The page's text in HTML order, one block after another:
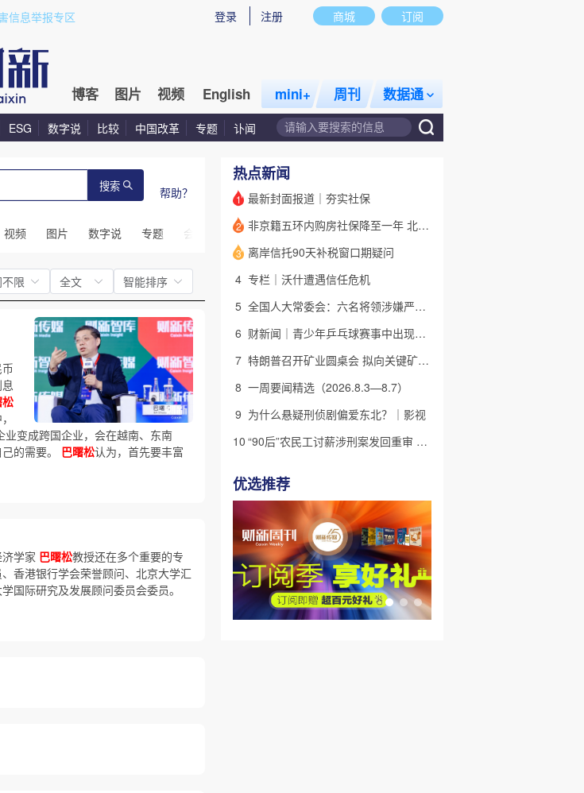
商城 订阅
登录 注册
信息举报专区
博客 图片 视频 English mini+ 周刊 数据通
ESG 数字说 比较 中国改革 专题 讣闻
搜索 帮助？
视频 图片 数字说 专题 会议 话题 特别呈现 私房课
限 全文 智能排序
变成跨国企业，会在越南、东南
的需要。 巴曙松认为，首先要丰富
学家 巴曙松教授还在多个重要的专
香港银行学会荣誉顾问、北京大学汇
国际研究及发展顾问委员会委员。
热点新闻
1 最新封面报道｜夯实社保
2 非京籍五环内购房社保降至一年 北京市公积金最高可贷340万元
3 离岸信托90天补税窗口期疑问
4 专栏｜沃什遭遇信任危机
5
全国人大常委会：六名将领涉嫌严重违纪违法 被罢免全国人大代表
6
财新闻｜青少年乒乓球赛事中出现严重赛风赛纪问题，乒协发文
7
特朗普召开矿业圆桌会 拟向关键矿产投资超20亿美元
8 一周要闻精选（2026.8.3—8.7）
9 为什么悬疑刑侦剧偏爱东北？｜影视
10
“90后”农民工讨薪涉刑案发回重审 因部分事实不清
优选推荐